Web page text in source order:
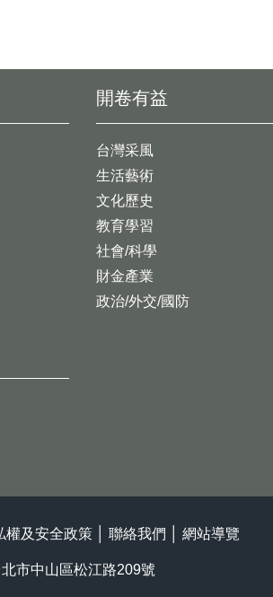
開卷有益
台灣采風
生活藝術
文化歷史
教育學習
社會/科學
財金產業
政治/外交/國防
權及安全政策 聯絡我們 網站導覽
市中山區松江路209號